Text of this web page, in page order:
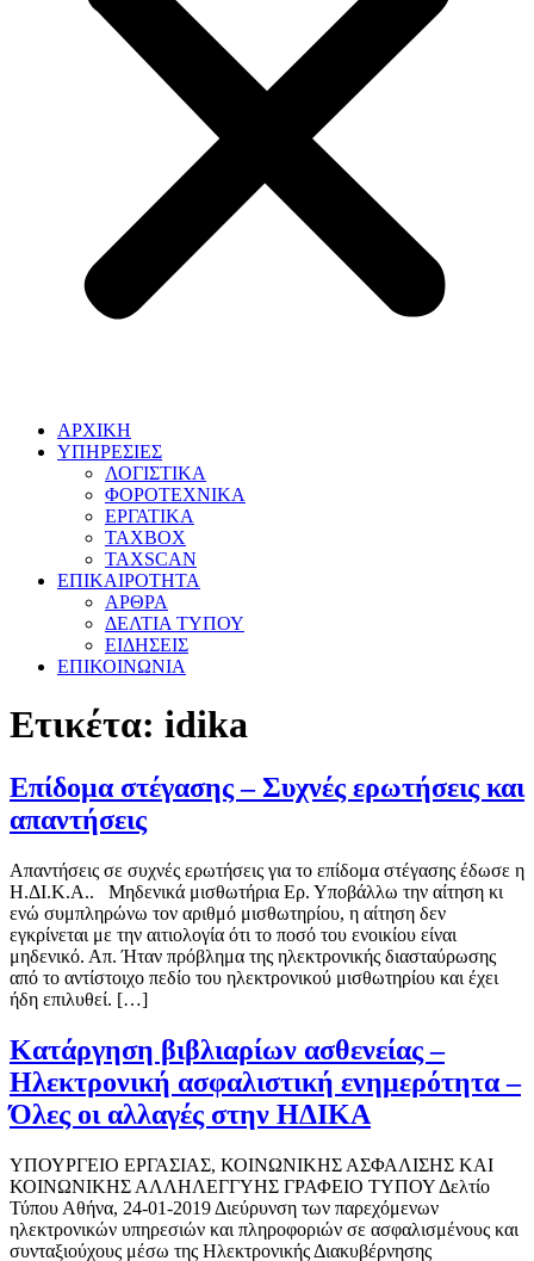
ΑΡΧΙΚΗ
ΥΠΗΡΕΣΙΕΣ
ΛΟΓΙΣΤΙΚΑ
ΦΟΡΟΤΕΧΝΙΚΑ
ΕΡΓΑΤΙΚΑ
TAXBOX
TAXSCAN
ΕΠΙΚΑΙΡΟΤΗΤΑ
ΑΡΘΡΑ
ΔΕΛΤΙΑ ΤΥΠΟΥ
ΕΙΔΗΣΕΙΣ
ΕΠΙΚΟΙΝΩΝΙΑ
Ετικέτα: idika
Επίδομα στέγασης – Συχνές ερωτήσεις και
απαντήσεις
Απαντήσεις σε συχνές ερωτήσεις για το επίδομα στέγασης έδωσε η
Η.ΔΙ.Κ.Α.. Μηδενικά μισθωτήρια Ερ. Υποβάλλω την αίτηση κι
ενώ συμπληρώνω τον αριθμό μισθωτηρίου, η αίτηση δεν
εγκρίνεται με την αιτιολογία ότι το ποσό του ενοικίου είναι
μηδενικό. Απ. Ήταν πρόβλημα της ηλεκτρονικής διασταύρωσης
από το αντίστοιχο πεδίο του ηλεκτρονικού μισθωτηρίου και έχει
ήδη επιλυθεί. […]
Κατάργηση βιβλιαρίων ασθενείας –
Ηλεκτρονική ασφαλιστική ενημερότητα –
Όλες οι αλλαγές στην ΗΔΙΚΑ
ΥΠΟΥΡΓΕΙΟ EΡΓΑΣΙΑΣ, ΚΟΙΝΩΝΙΚΗΣ ΑΣΦΑΛΙΣΗΣ ΚΑΙ
ΚΟΙΝΩΝΙΚΗΣ ΑΛΛΗΛΕΓΓΥΗΣ ΓΡΑΦΕΙΟ ΤΥΠΟΥ Δελτίο
Τύπου Αθήνα, 24-01-2019 Διεύρυνση των παρεχόμενων
ηλεκτρονικών υπηρεσιών και πληροφοριών σε ασφαλισμένους και
συνταξιούχους μέσω της Ηλεκτρονικής Διακυβέρνησης